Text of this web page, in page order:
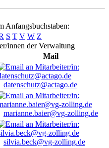
Anfangsbuchstaben:
S T V W Z
innen der Verwaltung
Mail
datenschutz@actago.de
marianne.baier@vg-zolling.de
silvia.beck@vg-zolling.de